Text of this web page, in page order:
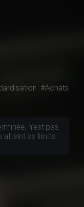
#Achats
n’est pas
atteint sa limite